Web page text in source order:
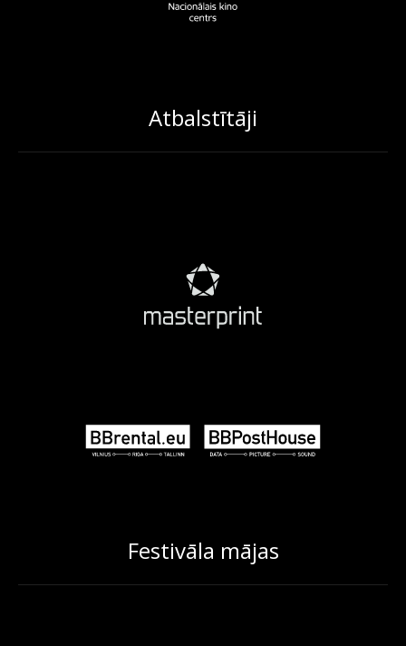
Atbalstītāji
Festivāla mājas